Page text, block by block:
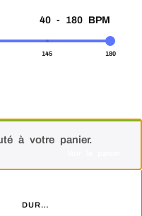
40 - 180 BPM
145 180
à votre panier.
DURÉE